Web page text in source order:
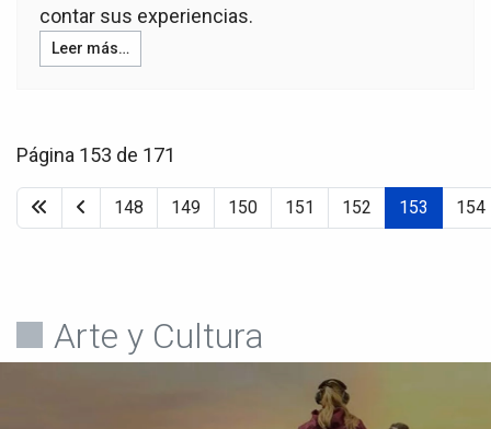
contar sus experiencias.
Leer más…
Página 153 de 171
148 149 150 151 152 153 154
Arte y Cultura